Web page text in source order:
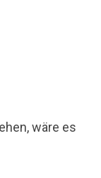
wäre es